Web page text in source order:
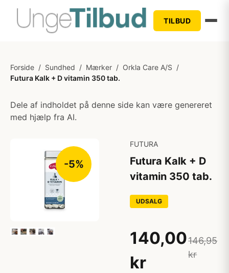
TILBUD
Forside / Sundhed / Mærker / Orkla Care A/S /
Futura Kalk + D vitamin 350 tab.
Dele af indholdet på denne side kan være genereret
med hjælp fra AI.
-5%
FUTURA
Futura Kalk + D
vitamin 350 tab.
UDSALG
140,00
kr
146,95
kr